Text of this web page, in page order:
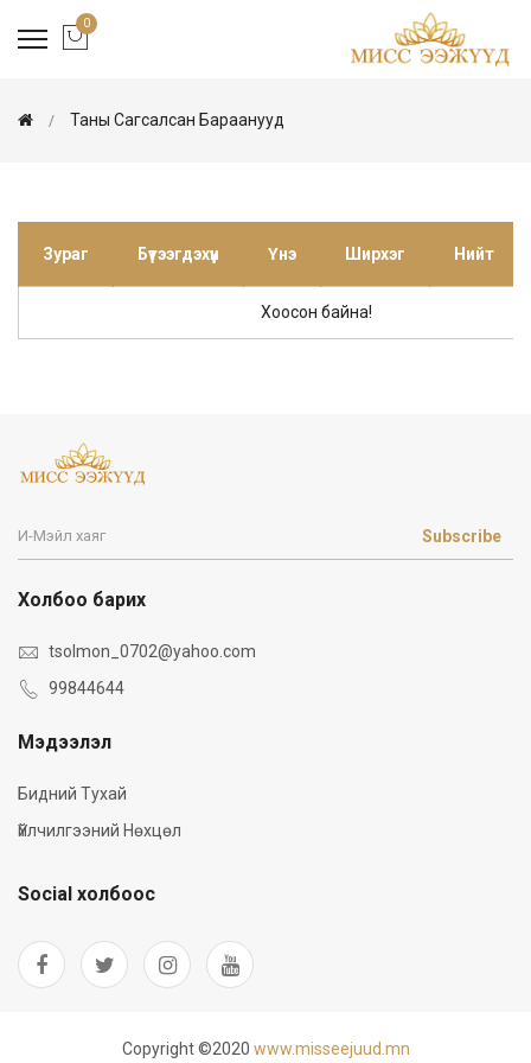
0
Таны Сагсалсан Бараанууд
Зураг Бүтээгдэхүүн Үнэ Ширхэг Нийт
Хоосон байна!
Subscribe
Холбоо барих
tsolmon_0702@yahoo.com
99844644
Мэдээлэл
Бидний Тухай
Үйлчилгээний Нөхцөл
Social холбоос
Copyright ©2020 www.misseejuud.mn